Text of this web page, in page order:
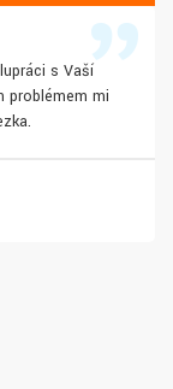
s Vaší
problémem mi